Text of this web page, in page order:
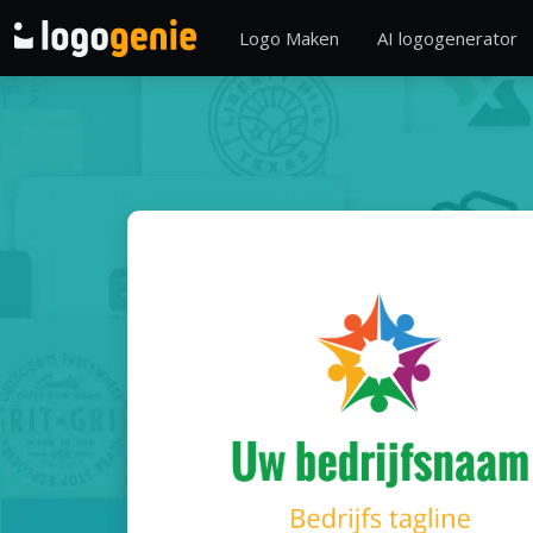
Logo Maken AI logogenerator